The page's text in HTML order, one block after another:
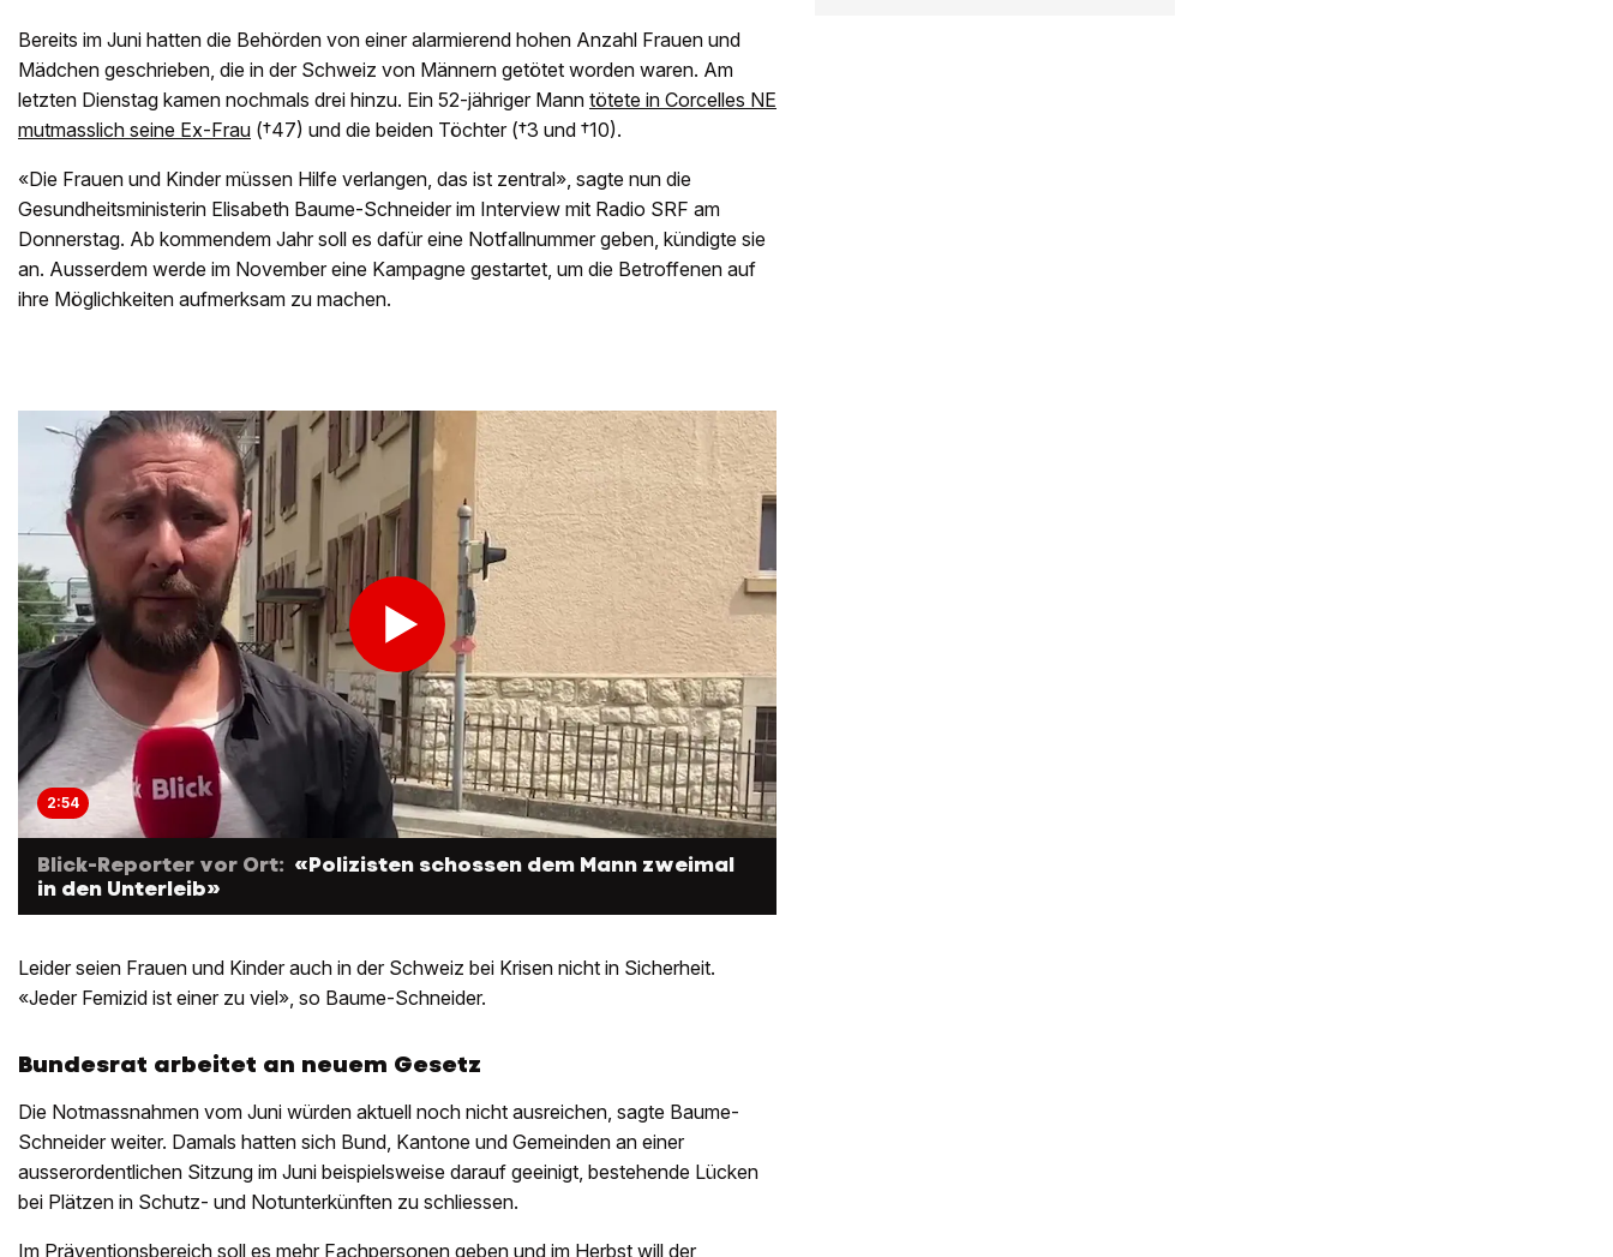
Bereits im Juni hatten die Behörden von einer alarmierend hohen Anzahl Frauen und
Mädchen geschrieben, die in der Schweiz von Männern getötet worden waren. Am
letzten Dienstag kamen nochmals drei hinzu. Ein 52-jähriger Mann tötete in Corcelles NE
mutmasslich seine Ex-Frau (†47) und die beiden Töchter (†3 und †10).
«Die Frauen und Kinder müssen Hilfe verlangen, das ist zentral», sagte nun die
Gesundheitsministerin Elisabeth Baume-Schneider im Interview mit Radio SRF am
Donnerstag. Ab kommendem Jahr soll es dafür eine Notfallnummer geben, kündigte sie
an. Ausserdem werde im November eine Kampagne gestartet, um die Betroffenen auf
ihre Möglichkeiten aufmerksam zu machen.
2:54
Blick-Reporter vor Ort: «Polizisten schossen dem Mann zweimal
in den Unterleib»
Leider seien Frauen und Kinder auch in der Schweiz bei Krisen nicht in Sicherheit.
«Jeder Femizid ist einer zu viel», so Baume-Schneider.
Bundesrat arbeitet an neuem Gesetz
Die Notmassnahmen vom Juni würden aktuell noch nicht ausreichen, sagte Baume-
Schneider weiter. Damals hatten sich Bund, Kantone und Gemeinden an einer
ausserordentlichen Sitzung im Juni beispielsweise darauf geeinigt, bestehende Lücken
bei Plätzen in Schutz- und Notunterkünften zu schliessen.
Im Präventionsbereich soll es mehr Fachpersonen geben und im Herbst will der